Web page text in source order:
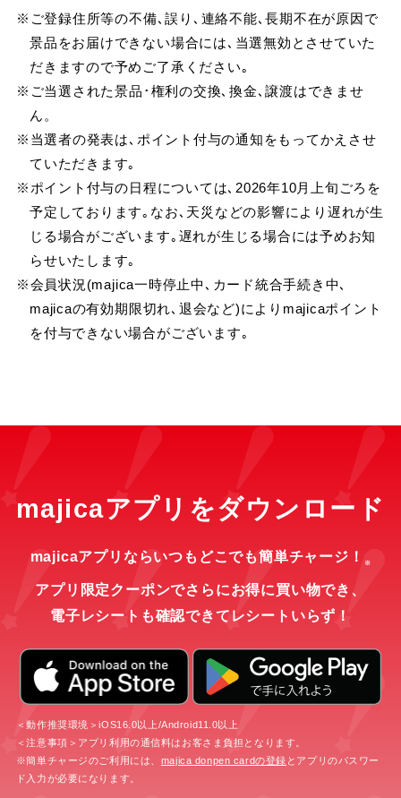
※ご登録住所等の不備､誤り､連絡不能､長期不在が原因で
景品をお届けできない場合には､当選無効とさせていた
だきますので予めご了承ください｡
※ご当選された景品･権利の交換､換金､譲渡はできませ
ん。
※当選者の発表は､ポイント付与の通知をもってかえさせ
ていただきます｡
※ポイント付与の日程については､2026年10月上旬ごろを
予定しております｡なお､天災などの影響により遅れが生
じる場合がございます｡遅れが生じる場合には予めお知
らせいたします｡
※会員状況(majica一時停止中､カード統合手続き中､
majicaの有効期限切れ､退会など)によりmajicaポイント
を付与できない場合がございます｡
majicaアプリをダウンロード
majicaアプリならいつもどこでも簡単チャージ！ ※
アプリ限定クーポンでさらにお得に買い物でき、
電子レシートも確認できてレシートいらず！
＜動作推奨環境＞iOS16.0以上/Android11.0以上
＜注意事項＞アプリ利用の通信料はお客さま負担となります。
※簡単チャージのご利用には、 majica donpen cardの登録 とアプリのパスワー
ド入力が必要になります。